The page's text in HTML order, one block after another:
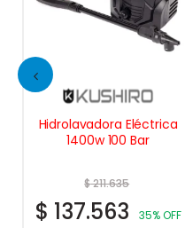
Hidrolavadora Eléctrica
1400w 100 Bar
$211.635
$ 137.563 35% OFF